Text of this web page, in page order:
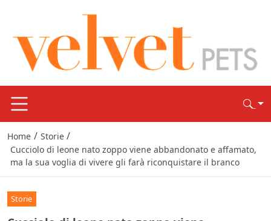
Home / Storie /
Cucciolo di leone nato zoppo viene abbandonato e affamato,
ma la sua voglia di vivere gli farà riconquistare il branco
Storie